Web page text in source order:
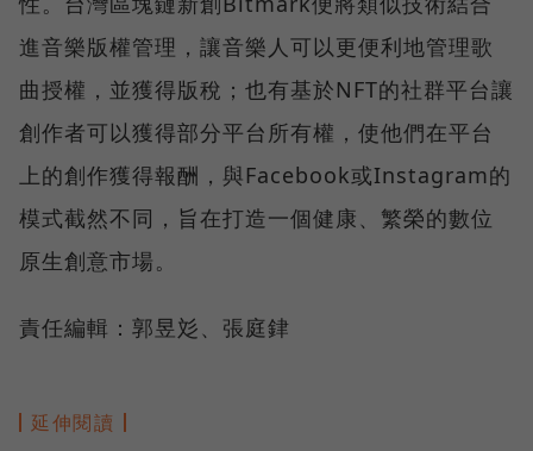
進音樂版權管理，讓音樂人可以更便利地管理歌
曲授權，並獲得版稅；也有基於NFT的社群平台讓
創作者可以獲得部分平台所有權，使他們在平台
上的創作獲得報酬，與Facebook或Instagram的
模式截然不同，旨在打造一個健康、繁榮的數位
原生創意市場。
責任編輯：郭昱彣、張庭銉
延伸閱讀